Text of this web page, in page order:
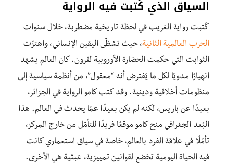
السياق الذي كُتبت فيه الرواية
كُتبت رواية الغريب في لحظة تاريخية مضطربة، خلال سنوات
الحرب العالمية الثانية، حيث تشظّى اليقين الإنساني، واهتزّت
الثوابت التي حكمت الحضارة الأوروبية لقرون. كان العالم يشهد
انهيارًا مدويًا لكل ما يُفترض أنه “معقول”، من أنظمة سياسية إلى
منظومات أخلاقية ودينية. وقد كتب كامو الرواية في الجزائر،
بعيدًا عن باريس، لكنه لم يكن بعيدًا عمّا يحدث في العالم. هذا
البُعد الجغرافي منح كامو موقعًا فريدًا للتأمّل من خارج المركز،
تأمّلًا في علاقة الفرد بالعالم، خاصة في سياق استعماري كانت
فيه الحياة اليومية تخضع لقوانين تمييزية، عبثية هي الأخرى.